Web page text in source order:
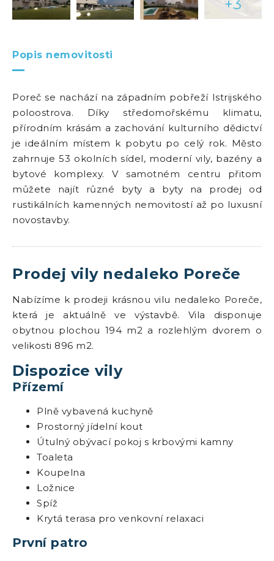
+3
Popis nemovitosti
Poreč se nachází na západním pobřeží Istrijského
poloostrova. Díky středomořskému klimatu,
přírodním krásám a zachování kulturního dědictví
je ideálním místem k pobytu po celý rok. Město
zahrnuje 53 okolních sídel, moderní vily, bazény a
bytové komplexy. V samotném centru přitom
můžete najít různé byty a byty na prodej od
rustikálních kamenných nemovitostí až po luxusní
novostavby.
Prodej vily nedaleko Poreče
Nabízíme k prodeji krásnou vilu nedaleko Poreče,
která je aktuálně ve výstavbě. Vila disponuje
obytnou plochou 194 m2 a rozlehlým dvorem o
velikosti 896 m2.
Dispozice vily
Přízemí
Plně vybavená kuchyně
Prostorný jídelní kout
Útulný obývací pokoj s krbovými kamny
Toaleta
Koupelna
Ložnice
Spíž
Krytá terasa pro venkovní relaxaci
První patro